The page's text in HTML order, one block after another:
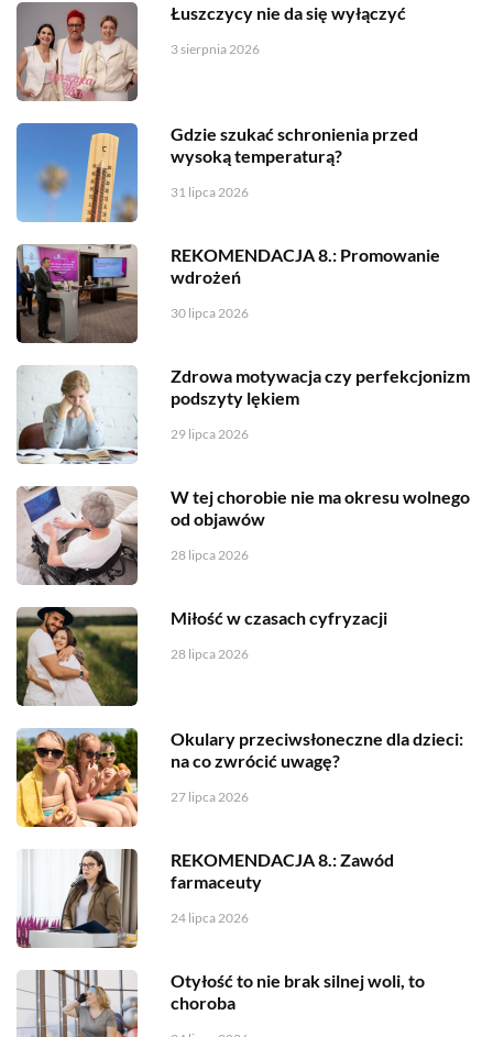
Łuszczycy nie da się wyłączyć
3 sierpnia 2026
Gdzie szukać schronienia przed
wysoką temperaturą?
31 lipca 2026
REKOMENDACJA 8.: Promowanie
wdrożeń
30 lipca 2026
Zdrowa motywacja czy perfekcjonizm
podszyty lękiem
29 lipca 2026
W tej chorobie nie ma okresu wolnego
od objawów
28 lipca 2026
Miłość w czasach cyfryzacji
28 lipca 2026
Okulary przeciwsłoneczne dla dzieci:
na co zwrócić uwagę?
27 lipca 2026
REKOMENDACJA 8.: Zawód
farmaceuty
24 lipca 2026
Otyłość to nie brak silnej woli, to
choroba